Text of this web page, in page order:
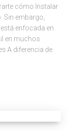
cómo Instalar
Sin embargo,
enfocada en
en muchos
A diferencia de